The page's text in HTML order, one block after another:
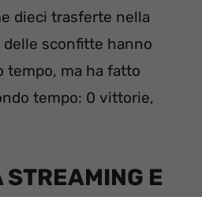
dieci trasferte nella
delle sconfitte hanno
tempo, ma ha fatto
tempo: 0 vittorie,
E